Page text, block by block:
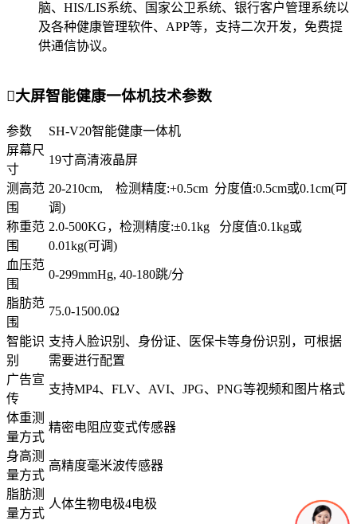
脑、HIS/LIS系统、国家公卫系统、银行客户管理系统以
及各种健康管理软件、APP等，支持二次开发，免费提
供通信协议。
大屏智能健康一体机技术参数
参数
SH-V20智能健康一体机
屏幕尺
寸
19寸高清液晶屏
测高范
围
20-210cm, 检测精度:+0.5cm 分度值:0.5cm或0.1cm(可
调)
称重范
围
2.0-500KG，检测精度:±0.1kg 分度值:0.1kg或
0.01kg(可调)
血压范
围
0-299mmHg, 40-180跳/分
脂肪范
围
75.0-1500.0Ω
智能识
别
支持人脸识别、身份证、医保卡等身份识别，可根据
需要进行配置
广告宣
传
支持MP4、FLV、AVI、JPG、PNG等视频和图片格式
体重测
量方式
精密电阻应变式传感器
身高测
量方式
高精度毫米波传感器
脂肪测
量方式
人体生物电极4电极